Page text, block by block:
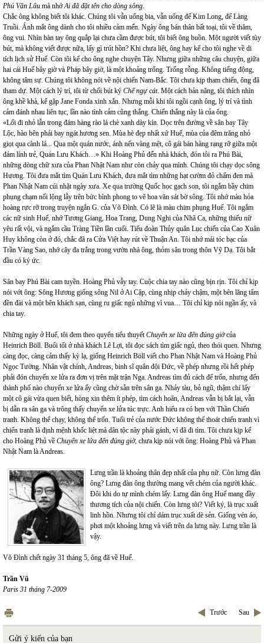
Phú Văn Lâu mà nhớAi đã đặt tên cho dòng sông.
Chắc ông không biết tôi khác. Chúng tôi vẫn uống bia, vẫn uống đế Kim Long, đế Làng
Truồi. Ánh mắt ông dành cho tôi nhiều cảm mến. Ngày ông bán thân bất toại, tôi về thăm,
ông vui. Nhìn bàn tay ông quắp lại chưa cầm được bút, tôi biết ông buồn. Một người viết tùy
bút, mà không viết được nữa, lấy gì trút hồn? Khi chưa liệt, ông hay kể cho tôi nghe về di
tích lịch sử Huế. Còn tôi kể cho ông nghe chuyện Tây. Nhưng giữa những câu chuyện, giữa
hai cái Huế bây giờ và Pháp bây giờ, là một khoảng trống. Trống rỗng. Không tiếng động,
không tâm sự. Chúng tôi không nói về nội chiến Nam-Bắc. Tôi chưa kịp tham chiến, ông đã
tham dự. Một cách lý trí, tôi từ chối bút ký Chế ngự cát. Một cách bản năng, tôi thích nhìn
ông khề khà, kể gặp Jane Fonda xinh xắn. Nhưng mỗi khi tôi ngồi cạnh ông, lý trí và tình
cảm đánh nhau liên tục, lần nào tình cảm cũng thắng. Chiến thắng này là của ông.
«Lối đi nhỏ lẫn trong đám hàng rào lá chè xanh dày kín. Dọc trên đường về sân bay Tây
Lộc, hào bên phải bay ngát hương sen. Mùa hè đẹp nhất xứ Huế, mùa của đêm trăng nhỏ
giọt qua cành lá... Qua một quán nước, ánh nến vàng mệt, cô gái bán hàng rạng rỡ giữa một
đám lính trẻ, Quán Lưu Khách…» Khi Hoàng Phủ đến nhà khách, đón tôi ra Phú Bài,
những dòng chữ xưa của Phan Nhật Nam như còn chảy qua mình. Chúng tôi chạy dọc sông
Hương. Tôi đưa mắt tìm Quán Lưu Khách, đưa mắt tìm những hạt cườm đỏ chấm đen mà
Phan Nhật Nam cúi nhặt ngày xưa. Xe qua trường Quốc học gạch son, tôi ngắm bầy chim
phụng chạm nổi lộng lẫy trên bức bình phong to vẽ hoa văn sát bờ sông. Tôi nhớ màu hỏa
hoàng rực rỡ trong truyện ngắn G. của Võ Đình. Có lẽ là màu chim phụng Huế. Tôi ngắm
các nữ sinh Huế, nhớ Tương Giang, Hoa Trang, Dung Nghi của Nhã Ca, những thiếu nữ
yêu rất vội, và ngắm cầu Tràng Tiền lần cuối. Tiểu đoàn Thủy quân Lục chiến của Cao Xuân
Huy không còn ở đó, chắc đã ra Cửa Việt hay rút về Thuận An. Tôi nhớ mái tóc bạc của
Trần Vàng Sao, nhớ cây đa trắng trong vườn nhà ông, thỏm sâu trong thôn Vỹ Dạ. Tôi bắt
đầu có ký ức.
Sân bay Phú Bài cam tuyền. Hoàng Phủ vẫy tay. Cuộc chia tay nào cũng bịn rịn. Tôi chỉ kịp
nói với ông: Sông Hương giống sông Nil ở Ai Cập, cùng nhịp chảy chậm, một bên lăng tẩm
đền đài và một bên khách sạn, cùng ru giấc ngủ những vì vua… Tôi chỉ kịp nói ngần ấy, và
chia tay.
Những ngày ở Huế, tôi đem theo quyển tiểu thuyếtChuyến xe lửa đến đúng giờcủa
Heinrich Böll. Buổi tối ở nhà khách Lê Lợi, tôi đọc sách tìm giấc ngủ, theo thói quen. Nhưng
càng đọc, càng cảm thấy kỳ lạ, giống Heinrich Böll viết cho Phan Nhật Nam và Hoàng Phủ
Ngọc Tường. Nhân vật chính, Andreas, binh sĩ quân đội Đức, về phép nhưng rồi hết phép
phải đón chuyến xe lửa ra đơn vị trên mặt trận Nga. Andreas tìm đủ cách để trốn, nhưng đến
thành phố nào chuyến xe lửa ấy cũng chờ sẵn trên sân ga. Nhảy tàu, bỏ ngũ, thậm chí lấy
một cô gái vừa quen biết, hòng xin thêm ít phép, tìm cách hoãn, Andreas vẫn bị bắt lại, vẫn
bị dẫn ra sân ga và trông thấy chuyến xe lửa túc trực. Anh hiểu ra có hẹn với Thần Chiến
tranh. Không thể chạy, không thể trốn. Tuổi trẻ của nước Đức không thể thoát chiến tranh vì
chiến tranh là định mệnh khốc liệt mà dân tộc này phải gánh, vì đã đi tìm. Tôi chưa kịp kể
cho Hoàng Phủ về Chuyến xe lửa đến đúng giờ, chưa kịp nói với ông: Hoàng Phủ và Phan
Nhật Nam là Andreas.
Lưng trần là khoảng thân đẹp nhất của phụ nữ. Còn lưng đàn
ông? Lưng đàn ông thường mang vết chém của người khác.
Đôi khi do tự mình chém lấy. Lưng đàn ông Huế mang đầy
thương tích của nội chiến. Còn lưng tôi? Viết ký, là trục xuất
linh hồn. Nhưng tôi chỉ dám trục xuất dè sẻn. Giống vén áo,
phơi một khoảng lưng và viết trên da lưng này. Lưng trần là
vậy.
Võ Đình chết ngày 31 tháng 5, ông đã về Huế.
Trần Vũ
Paris 31 tháng 7-2009
Trước Sau
Gửi ý kiến của bạn